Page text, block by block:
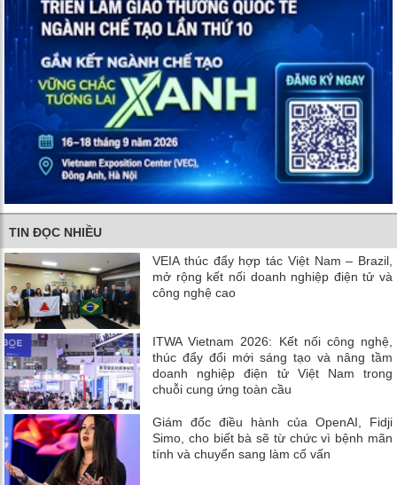
TIN ĐỌC NHIỀU
VEIA thúc đẩy hợp tác Việt Nam – Brazil,
mở rộng kết nối doanh nghiệp điện tử và
công nghệ cao
ITWA Vietnam 2026: Kết nối công nghệ,
thúc đẩy đổi mới sáng tạo và nâng tầm
doanh nghiệp điện tử Việt Nam trong
chuỗi cung ứng toàn cầu
Giám đốc điều hành của OpenAI, Fidji
Simo, cho biết bà sẽ từ chức vì bệnh mãn
tính và chuyển sang làm cố vấn